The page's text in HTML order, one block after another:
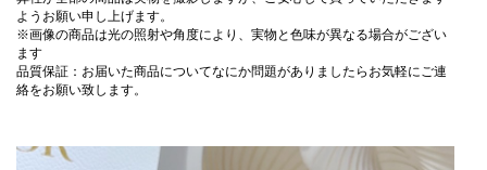
ようお願い申し上げます。
※画像の商品は光の照射や角度により、実物と色味が異なる場合がござい
ます
品質保証：お届いた商品についてなにか問題がありましたらお気軽にご連
絡をお願い致します。